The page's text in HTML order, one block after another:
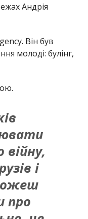
Андрія
Він був
молоді: булінг,
і
про